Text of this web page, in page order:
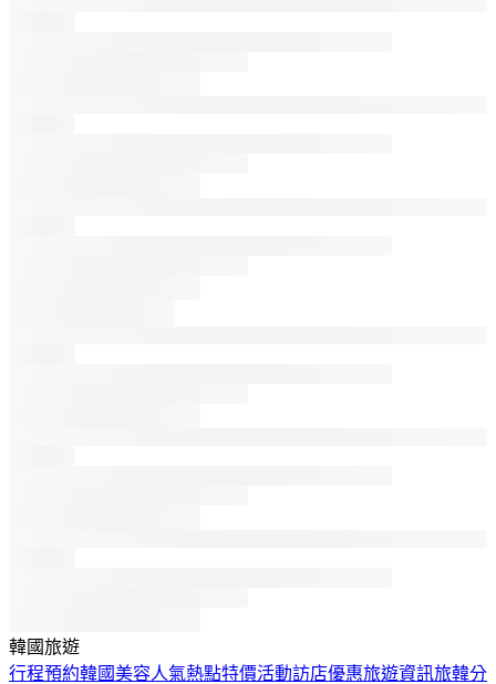
韓國旅遊
行程預約韓國美容人氣熱點特價活動訪店優惠旅遊資訊旅韓分